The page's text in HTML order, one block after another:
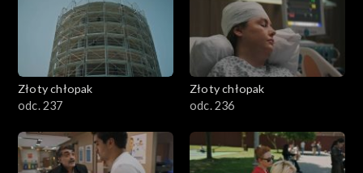
Złoty chłopak
odc. 237
Złoty chłopak
odc. 236